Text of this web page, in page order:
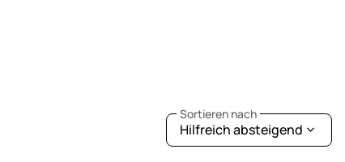
Sortieren nach
Hilfreich absteigend